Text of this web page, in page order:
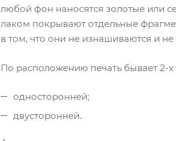
любой фон наносятся золотые или
лаком покрывают отдельные
в том, что они не изнашиваются и
По расположению печать бывает 2-х
односторонней;
двусторонней.